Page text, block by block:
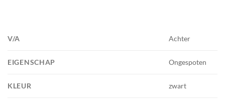
V/A Achter
EIGENSCHAP Ongespoten
KLEUR zwart